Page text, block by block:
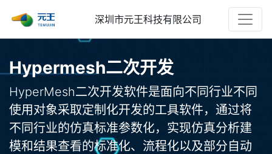
深圳市元王科技有限公司
Hypermesh二次开发
HyperMesh二次开发软件是面向不同行业不同
使用对象采取定制化开发的工具软件，通过将
不同行业的仿真标准参数化，实现仿真分析建
模和结果查看的标准化、流程化以及部分自动